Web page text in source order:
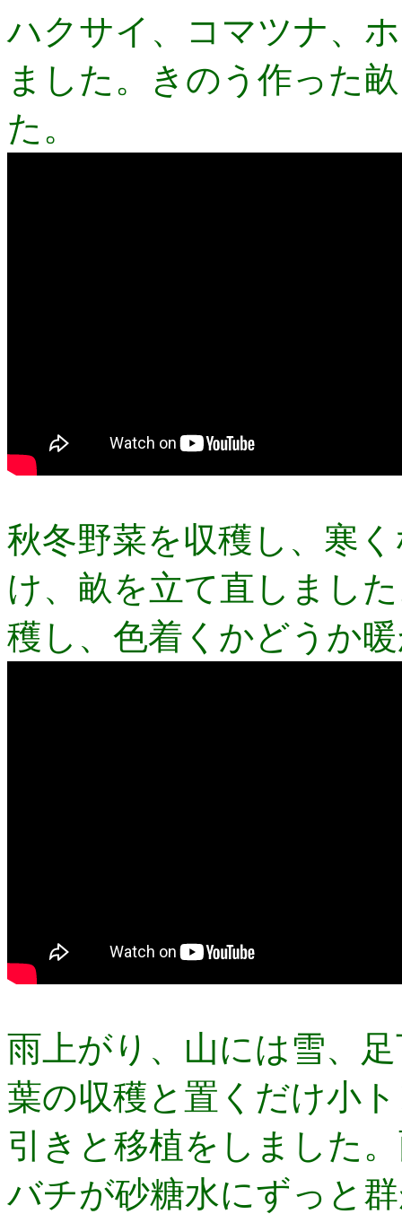
ハクサイ、コマツナ、
ました。きのう作った
た。
秋冬野菜を収穫し、寒
け、畝を立て直しまし
穫し、色着くかどうか
雨上がり、山には雪、
葉の収穫と置くだけ小
引きと移植をしました
バチが砂糖水にずっと